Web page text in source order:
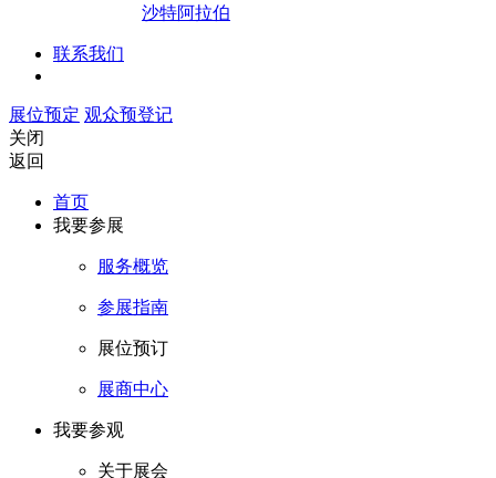
沙特阿拉伯
联系我们
展位预定 观众预登记
关闭
返回
首页
我要参展
服务概览
参展指南
展位预订
展商中心
我要参观
关于展会